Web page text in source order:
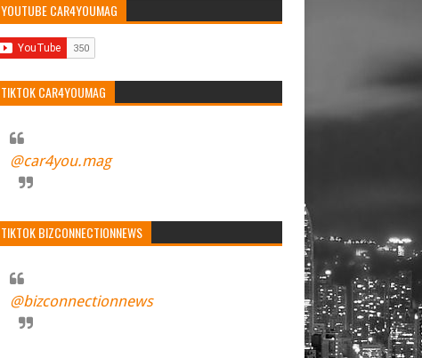
YOUTUBE CAR4YOUMAG
TIKTOK CAR4YOUMAG
@car4you.mag
TIKTOK BIZCONNECTIONNEWS
@bizconnectionnews